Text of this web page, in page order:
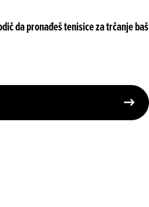
da pronađeš tenisice za trčanje baš